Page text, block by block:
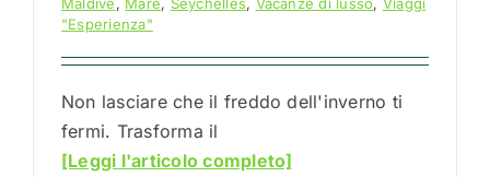
"Esperienza"
Non lasciare che il freddo dell'inverno ti
fermi. Trasforma il
[Leggi l'articolo completo]